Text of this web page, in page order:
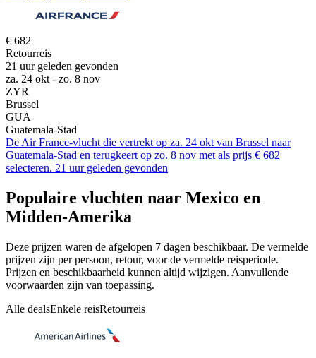
€ 682
Retourreis
21 uur geleden gevonden
za. 24 okt - zo. 8 nov
ZYR
Brussel
GUA
Guatemala-Stad
De Air France-vlucht die vertrekt op za. 24 okt van Brussel naar
Guatemala-Stad en terugkeert op zo. 8 nov met als prijs € 682
selecteren. 21 uur geleden gevonden
Populaire vluchten naar Mexico en
Midden-Amerika
Deze prijzen waren de afgelopen 7 dagen beschikbaar. De vermelde
prijzen zijn per persoon, retour, voor de vermelde reisperiode.
Prijzen en beschikbaarheid kunnen altijd wijzigen. Aanvullende
voorwaarden zijn van toepassing.
Alle dealsEnkele reisRetourreis